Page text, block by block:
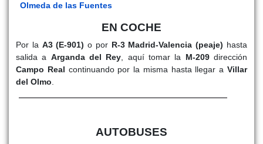
Olmeda de las Fuentes
EN COCHE
Por la A3 (E-901) o por R-3 Madrid-Valencia (peaje) hasta
salida a Arganda del Rey , aquí tomar la M-209dirección
Campo Real continuando por la misma hasta llegar aVillar
del Olmo
AUTOBUSES